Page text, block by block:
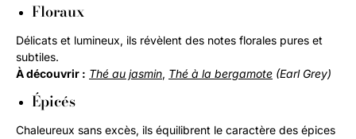
Floraux
Délicats et lumineux, ils révèlent des notes florales pures et
subtiles.
À découvrir : Thé au jasmin, Thé à la bergamote (Earl Grey)
Épicés
Chaleureux sans excès, ils équilibrent le caractère des épices